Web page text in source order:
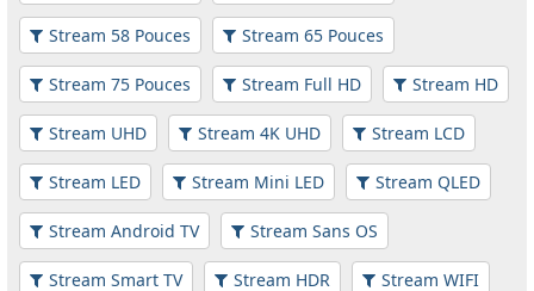
Stream 58 Pouces Stream 65 Pouces
Stream 75 Pouces Stream Full HD Stream HD
Stream UHD Stream 4K UHD Stream LCD
Stream LED Stream Mini LED Stream QLED
Stream Android TV Stream Sans OS
Stream Smart TV Stream HDR Stream WIFI